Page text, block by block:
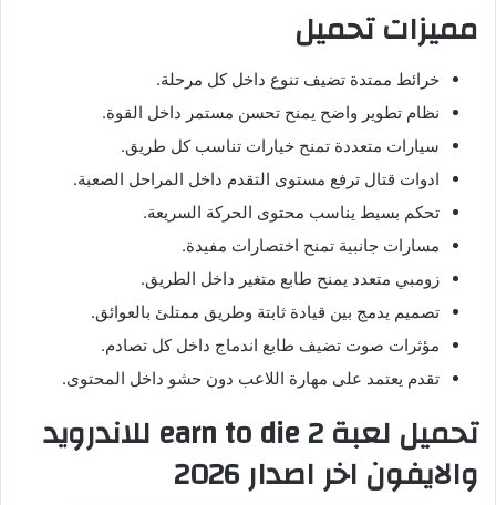
مميزات تحميل
خرائط ممتدة تضيف تنوع داخل كل مرحلة.
نظام تطوير واضح يمنح تحسن مستمر داخل القوة.
سيارات متعددة تمنح خيارات تناسب كل طريق.
ادوات قتال ترفع مستوى التقدم داخل المراحل الصعبة.
تحكم بسيط يناسب محتوى الحركة السريعة.
مسارات جانبية تمنح اختصارات مفيدة.
زومبي متعدد يمنح طابع متغير داخل الطريق.
تصميم يدمج بين قيادة ثابتة وطريق ممتلئ بالعوائق.
مؤثرات صوت تضيف طابع اندماج داخل كل تصادم.
تقدم يعتمد على مهارة اللاعب دون حشو داخل المحتوى.
تحميل لعبة earn to die 2 للاندرويد
والايفون اخر اصدار 2026